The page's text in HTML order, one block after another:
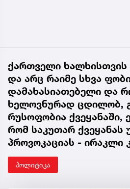
ქართველი
და არც რაიმე სხვა
დამახასიათებელი და
ხელოვნურად ცდილობ,
რუსოფობია ქვეყანაში,
რომ საკუთარ ქვეყანას
პროვოკაციას - ირაკლი
პოლიტიკა